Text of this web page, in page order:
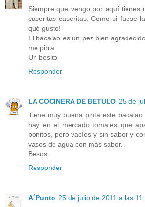
Siempre que vengo por aquí tienes
caseritas caseritas. Como si fuese
qué gusto!
El bacalao es un pez bien
me pirra.
Un besito
Responder
LA COCINERA DE BETULO 25 de
Tiene muy buena pinta este
hay en el mercado tomates que
bonitos, pero vacíos y sin sabor y
vasos de agua con más sabor.
Besos.
Responder
A´Punto 25 de julio de 2011 a las